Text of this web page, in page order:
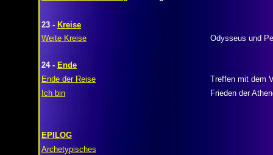
23 - Kreise
Weite Kreise
Odysseus und
24 - Ende
Ende der Reise
Treffen mit dem
Ich bin
Frieden der
EPILOG
Archetypisches